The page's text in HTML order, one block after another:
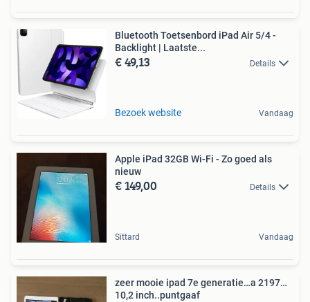
Bluetooth Toetsenbord iPad Air 5/4 -
Backlight | Laatste...
€ 49,13 Details
Bezoek website Vandaag
Apple iPad 32GB Wi-Fi - Zo goed als
nieuw
€ 149,00 Details
Sittard Vandaag
zeer mooie ipad 7e generatie…a 2197…
10,2 inch..puntgaaf